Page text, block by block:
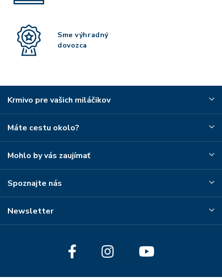
Sme výhradný
dovozca
Krmivo pre vašich miláčikov
Máte cestu okolo?
Mohlo by vás zaujímať
Spoznajte nás
Newsletter